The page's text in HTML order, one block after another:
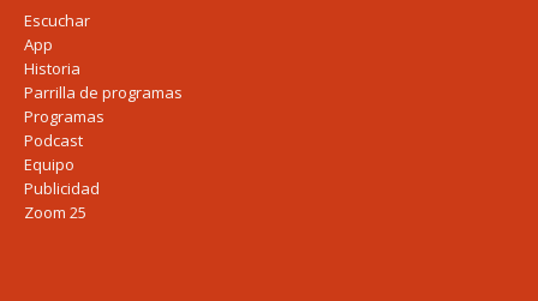
Escuchar
App
Historia
Parrilla de programas
Programas
Podcast
Equipo
Publicidad
Zoom 25